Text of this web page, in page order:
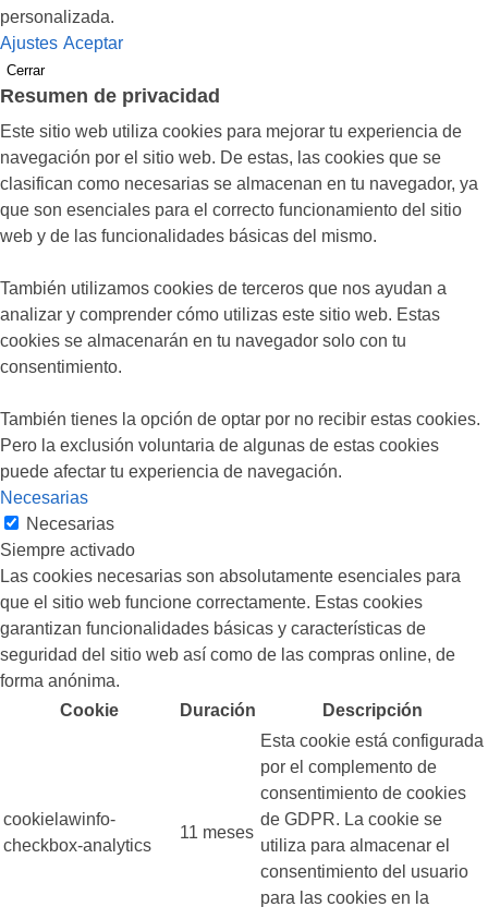
personalizada.
Ajustes Aceptar
Cerrar
Resumen de privacidad
Este sitio web utiliza cookies para mejorar tu experiencia de
navegación por el sitio web. De estas, las cookies que se
clasifican como necesarias se almacenan en tu navegador, ya
que son esenciales para el correcto funcionamiento del sitio
web y de las funcionalidades básicas del mismo.
También utilizamos cookies de terceros que nos ayudan a
analizar y comprender cómo utilizas este sitio web. Estas
cookies se almacenarán en tu navegador solo con tu
consentimiento.
También tienes la opción de optar por no recibir estas cookies.
Pero la exclusión voluntaria de algunas de estas cookies
puede afectar tu experiencia de navegación.
Necesarias
Necesarias
Siempre activado
Las cookies necesarias son absolutamente esenciales para
que el sitio web funcione correctamente. Estas cookies
garantizan funcionalidades básicas y características de
seguridad del sitio web así como de las compras online, de
forma anónima.
Cookie
Duración Descripción
cookielawinfo-
checkbox-analytics
11 meses
Esta cookie está configurada
por el complemento de
consentimiento de cookies
de GDPR. La cookie se
utiliza para almacenar el
consentimiento del usuario
para las cookies en la